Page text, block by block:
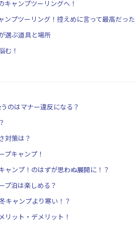
キャンプツーリングへ！
プツーリング！控えめに言って最高だった
選ぶ道具と場所
む！
のはマナー違反になる？
対策は？
プキャンプ！
ンプ！のはずが思わぬ展開に！？
プ泊は楽しめる？
キャンプより寒い！？
リット・デメリット！